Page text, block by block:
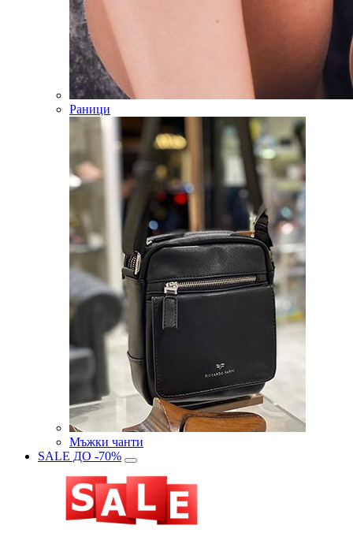
Раници
Мъжки чанти
SALE ДО -70%